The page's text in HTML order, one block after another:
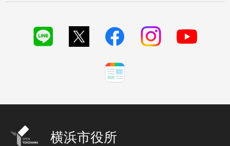
横浜市役所